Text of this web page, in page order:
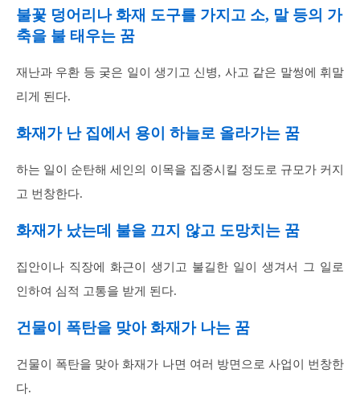
불꽃 덩어리나 화재 도구를 가지고 소, 말 등의 가
축을 불 태우는 꿈
재난과 우환 등 궂은 일이 생기고 신병, 사고 같은 말썽에 휘말
리게 된다.
화재가 난 집에서 용이 하늘로 올라가는 꿈
하는 일이 순탄해 세인의 이목을 집중시킬 정도로 규모가 커지
고 번창한다.
화재가 났는데 불을 끄지 않고 도망치는 꿈
집안이나 직장에 화근이 생기고 불길한 일이 생겨서 그 일로
인하여 심적 고통을 받게 된다.
건물이 폭탄을 맞아 화재가 나는 꿈
건물이 폭탄을 맞아 화재가 나면 여러 방면으로 사업이 번창한
다.